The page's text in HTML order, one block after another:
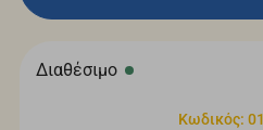
Διαθέσιμο
Κωδικός: